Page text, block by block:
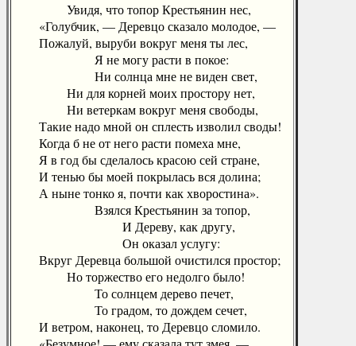
Увидя, что топор Крестьянин нес,
«Голубчик, — Деревцо сказало молодое, —
Пожалуй, выруби вокруг меня ты лес,
Я не могу расти в покое:
Ни солнца мне не виден свет,
Ни для корней моих простору нет,
Ни ветеркам вокруг меня свободы,
Такие надо мной он сплесть изволил своды!
Когда б не от него расти помеха мне,
Я в год бы сделалось красою сей стране,
И тенью бы моей покрылась вся долина;
А ныне тонко я, почти как хворостина».
Взялся Крестьянин за топор,
И Дереву, как другу,
Он оказал услугу:
Вкруг Деревца большой очистился простор;
Но торжество его недолго было!
То солнцем дерево печет,
То градом, то дождем сечет,
И ветром, наконец, то Деревцо сломило.